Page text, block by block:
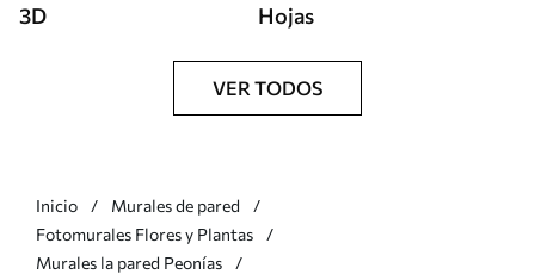
3D Hojas
VER TODOS
Inicio
Murales de pared
Fotomurales Flores y Plantas
Murales la pared Peonías